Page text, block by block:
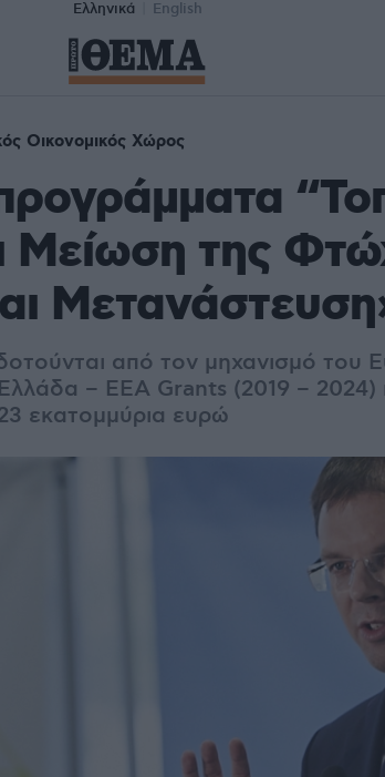
Ελληνικά English
Οικονομικός Χώρος
Μείωση της
από τον μηχανισμό του
– EEA Grants (2019 – 2024)
εκατομμύρια ευρώ